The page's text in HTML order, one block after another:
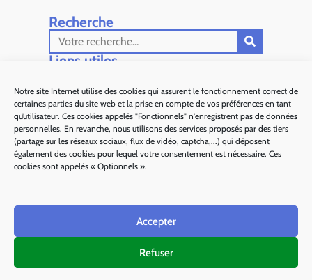
Notre site Internet utilise des cookies qui assurent le fonctionnement correct de
certaines parties du site web et la prise en compte de vos préférences en tant
qu’utilisateur. Ces cookies appelés "Fonctionnels" n'enregistrent pas de données
personnelles. En revanche, nous utilisons des services proposés par des tiers
(partage sur les réseaux sociaux, flux de vidéo, captcha,...) qui déposent
également des cookies pour lequel votre consentement est nécessaire. Ces
cookies sont appelés « Optionnels ».
Accepter
Refuser
Recherche
Liens utiles​
Sous Préfecture de Grasse
Département 06
Alpes d'Azur Tourisme